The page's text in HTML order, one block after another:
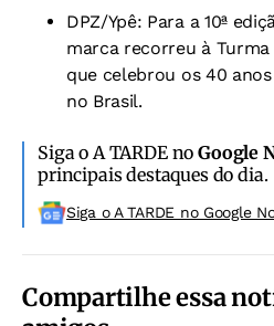
DPZ/Ypê: Para a 10ª
marca recorreu à
que celebrou os 40
no Brasil.
Siga o A TARDE noGoogle
principais destaques do dia.
Siga o A TARDE no Google
Compartilhe essa